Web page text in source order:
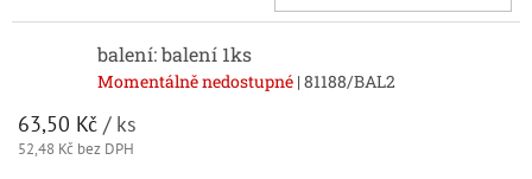
balení: balení 1ks
Momentálně nedostupné | 81188/BAL2
63,50 Kč / ks
52,48 Kč bez DPH